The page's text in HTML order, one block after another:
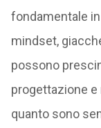
fondamentale in
mindset,
possono
progettazione e
quanto sono